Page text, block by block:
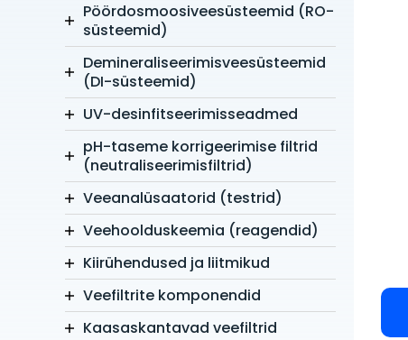
Pöördosmoosiveesüsteemid (RO-
süsteemid)
Demineraliseerimisveesüsteemid
(DI-süsteemid)
UV-desinfitseerimisseadmed
pH-taseme korrigeerimise filtrid
(neutraliseerimisfiltrid)
Veeanalüsaatorid (testrid)
Veehoolduskeemia (reagendid)
Kiirühendused ja liitmikud
Veefiltrite komponendid
Kaasaskantavad veefiltrid